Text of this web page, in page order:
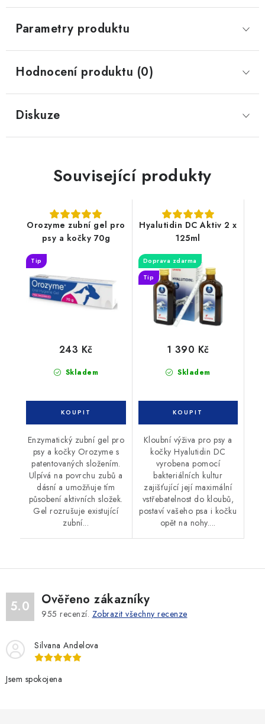
Parametry produktu
Hodnocení produktu (0)
Diskuze
Související produkty
Orozyme zubní gel pro
psy a kočky 70g
Tip
Skladem
243 Kč
Enzymatický zubní gel pro
psy a kočky Orozyme s
patentovaných složením.
Ulpívá na povrchu zubů a
dásní a umožňuje tím
působení aktivních složek.
Gel rozrušuje existující
zubní...
Hyalutidin DC Aktiv 2 x
125ml
Doprava zdarma
Tip
Skladem
1 390 Kč
Kloubní výživa pro psy a
kočky Hyalutidin DC
vyrobena pomocí
bakteriálních kultur
zajišťující její maximální
vstřebatelnost do kloubů,
postaví vašeho psa i kočku
opět na nohy....
5.0 Ověřeno zákazníky
955 recenzí. Zobrazit všechny recenze
Silvana Andelova
Jsem spokojena